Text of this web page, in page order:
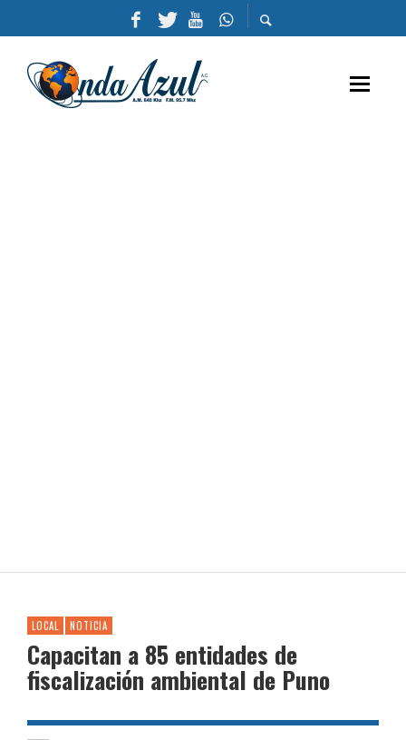
LOCAL NOTICIA
Capacitan a 85 entidades de
fiscalización ambiental de Puno